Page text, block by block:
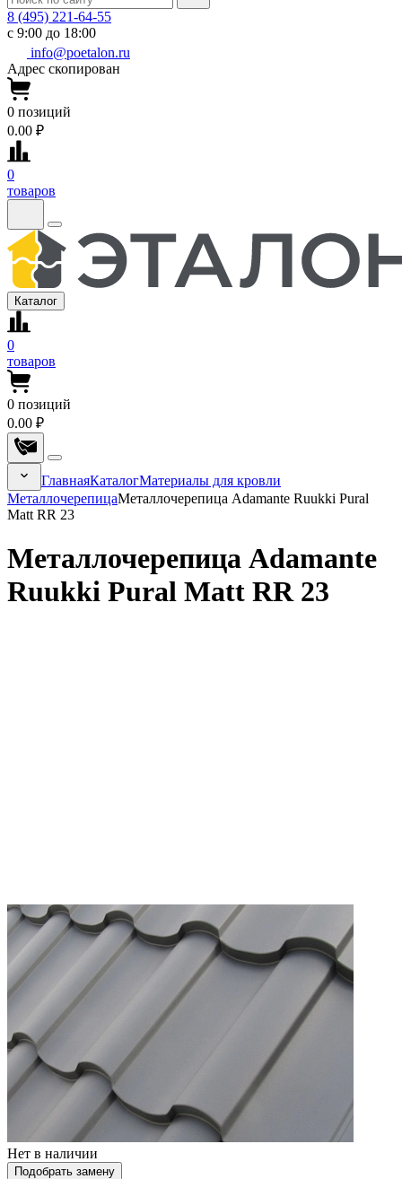
8 (495) 221-64-55
с 9:00 до 18:00
info@poetalon.ru
Адрес скопирован
0 позиций
0.00 ₽
0
товаров
Каталог
0
товаров
0 позиций
0.00 ₽
ГлавнаяКаталогМатериалы для кровли
МеталлочерепицаМеталлочерепица Adamante Ruukki Pural
Matt RR 23
Металлочерепица Adamante
Ruukki Pural Matt RR 23
Нет в наличии
Подобрать замену